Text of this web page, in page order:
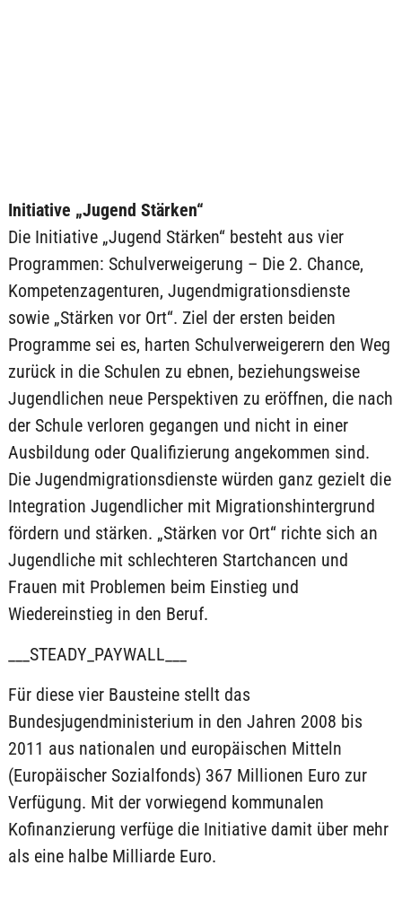
Initiative „Jugend Stärken“
Die Initiative „Jugend Stärken“ besteht aus vier
Programmen: Schulverweigerung – Die 2. Chance,
Kompetenzagenturen, Jugendmigrationsdienste
sowie „Stärken vor Ort“. Ziel der ersten beiden
Programme sei es, harten Schulverweigerern den Weg
zurück in die Schulen zu ebnen, beziehungsweise
Jugendlichen neue Perspektiven zu eröffnen, die nach
der Schule verloren gegangen und nicht in einer
Ausbildung oder Qualifizierung angekommen sind.
Die Jugendmigrationsdienste würden ganz gezielt die
Integration Jugendlicher mit Migrationshintergrund
fördern und stärken. „Stärken vor Ort“ richte sich an
Jugendliche mit schlechteren Startchancen und
Frauen mit Problemen beim Einstieg und
Wiedereinstieg in den Beruf.
___STEADY_PAYWALL___
Für diese vier Bausteine stellt das
Bundesjugendministerium in den Jahren 2008 bis
2011 aus nationalen und europäischen Mitteln
(Europäischer Sozialfonds) 367 Millionen Euro zur
Verfügung. Mit der vorwiegend kommunalen
Kofinanzierung verfüge die Initiative damit über mehr
als eine halbe Milliarde Euro.